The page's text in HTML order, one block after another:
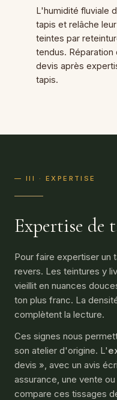
L'humidité fluviale
tapis et relâche
teintes par
tendus.
devis après
tapis.
— III · EXPERTISE
Expertise de
Pour faire expertiser un
revers. Les teintures y
vieillit en nuances
ton plus franc. La
complètent la lecture.
Ces signes nous
son atelier d'origine. L'
devis », avec un avis
assurance, une vente
compare ces tissages